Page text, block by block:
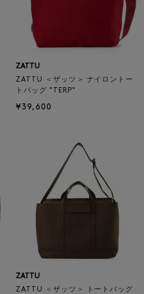
ZATTU
ZATTU ＜ザッツ＞ ナイロントー
トバッグ "TERP"
¥39,600
ZATTU
ZATTU ＜ザッツ＞ トートバッグ